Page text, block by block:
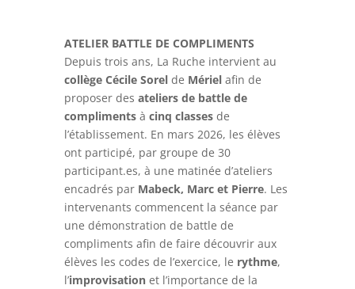
ATELIER BATTLE DE COMPLIMENTS
Depuis trois ans, La Ruche intervient au
collège Cécile Sorelde Mérielafin de
proposer des ateliers de battle de
complimentsà cinq classesde
l’établissement. En mars 2026, les élèves
ont participé, par groupe de 30
participant.es, à une matinée d’ateliers
encadrés par Mabeck, Marc et Pierre. Les
intervenants commencent la séance par
une démonstration de battle de
compliments afin de faire découvrir aux
élèves les codes de l’exercice, le rythme,
l’improvisationet l’importance de la